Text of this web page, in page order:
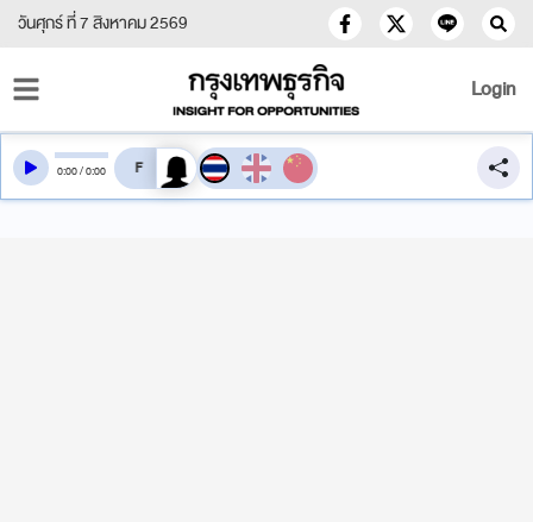
วันศุกร์ ที่ 7 สิงหาคม 2569
Login
0:00/0:00 สลับเสียงอ่าน